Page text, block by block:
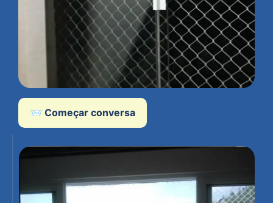
📨 Começar conversa